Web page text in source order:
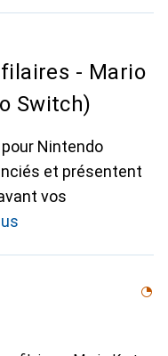
- Mario
Switch)
Nintendo
et présentent
vos